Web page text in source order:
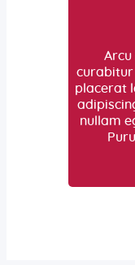
Arcu
curabitur
placerat
nullam